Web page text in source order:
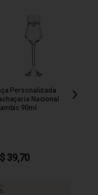
Personalizada
Nacional
90ml
39,70